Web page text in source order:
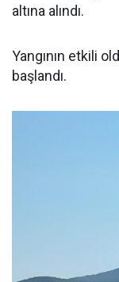
altına alındı.
Yangının etkili
başlandı.